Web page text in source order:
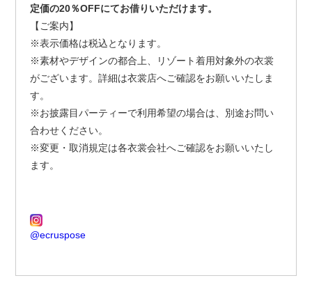
定価の20％OFFにてお借りいただけます。
【ご案内】
※表示価格は税込となります。
※素材やデザインの都合上、リゾート着用対象外の衣裳
がございます。詳細は衣裳店へご確認をお願いいたしま
す。
※お披露目パーティーで利用希望の場合は、別途お問い
合わせください。
※変更・取消規定は各衣裳会社へご確認をお願いいたし
ます。
@ecruspose